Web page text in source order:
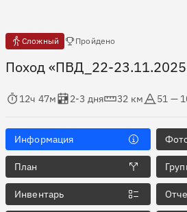
Сложный Пройдено
Поход «ПВД_22-
в пути
12ч 47м
Оценка в днях
2-3 дня
Дистанция
32 км
Абсолютная
51 —
Информация
План
Инвентарь